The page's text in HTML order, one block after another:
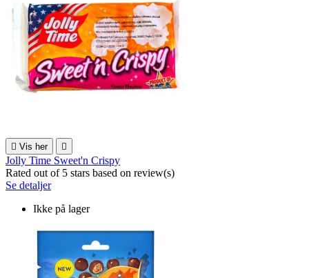
 Vis her 
Jolly Time Sweet'n Crispy
Rated out of 5 stars based on review(s)
Se detaljer
Ikke på lager